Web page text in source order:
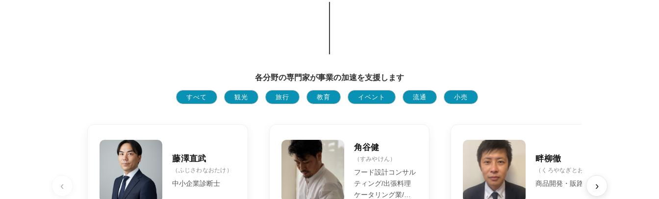
各分野の専門家が事業の加速を支援します
すべて 観光 旅行 教育 イベント 流通 小売
‹
藤澤直武
（ふじさわなおたけ）
中小企業診断士
角谷健
（すみやけん）
フード設計コンサル
ティング/出張料理
ケータリング業/ご
畔柳徹
（くろやなぎとおる）
商品開発・販路開拓›